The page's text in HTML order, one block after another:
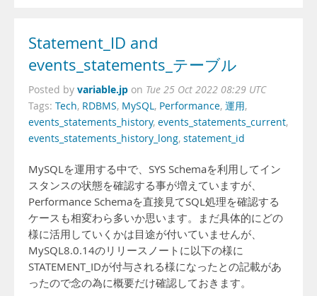
Statement_ID and
events_statements_テーブル
Posted by variable.jp on Tue 25 Oct 2022 08:29 UTC
Tags: Tech, RDBMS, MySQL, Performance, 運用,
events_statements_history, events_statements_current,
events_statements_history_long, statement_id
MySQLを運用する中で、SYS Schemaを利用してイン
スタンスの状態を確認する事が増えていますが、
Performance Schemaを直接見てSQL処理を確認する
ケースも相変わら多いか思います。まだ具体的にどの
様に活用していくかは目途が付いていませんが、
MySQL8.0.14のリリースノートに以下の様に
STATEMENT_IDが付与される様になったとの記載があ
ったので念の為に概要だけ確認しておきます。